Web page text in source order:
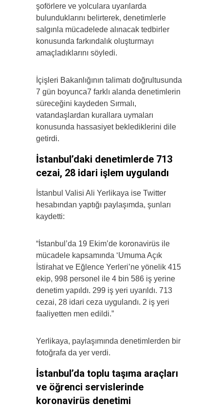
şoförlere ve yolculara uyarılarda
bulunduklarını belirterek, denetimlerle
salgınla mücadelede alınacak tedbirler
konusunda farkındalık oluşturmayı
amaçladıklarını söyledi.
İçişleri Bakanlığının talimatı doğrultusunda
7 gün boyunca7 farklı alanda denetimlerin
süreceğini kaydeden Sırmalı,
vatandaşlardan kurallara uymaları
konusunda hassasiyet beklediklerini dile
getirdi.
İstanbul’daki denetimlerde 713
cezai, 28 idari işlem uygulandı
İstanbul Valisi Ali Yerlikaya ise Twitter
hesabından yaptığı paylaşımda, şunları
kaydetti:
“İstanbul’da 19 Ekim’de koronavirüs ile
mücadele kapsamında ‘Umuma Açık
İstirahat ve Eğlence Yerleri’ne yönelik 415
ekip, 998 personel ile 4 bin 586 iş yerine
denetim yapıldı. 299 iş yeri uyarıldı. 713
cezai, 28 idari ceza uygulandı. 2 iş yeri
faaliyetten men edildi.”
Yerlikaya, paylaşımında denetimlerden bir
fotoğrafa da yer verdi.
İstanbul’da toplu taşıma araçları
ve öğrenci servislerinde
koronavirüs denetimi